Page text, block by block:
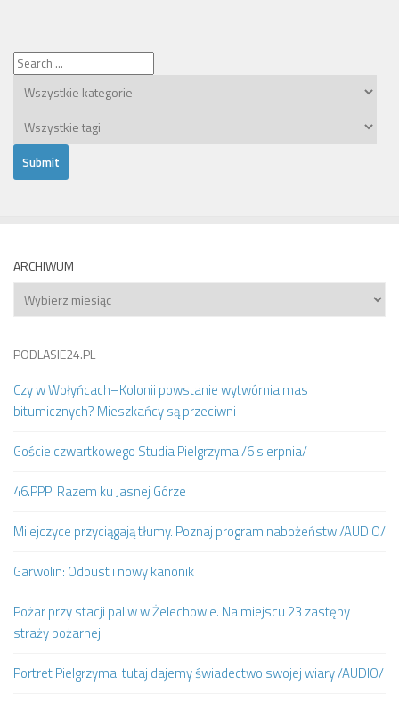
ARCHIWUM
Archiwum
PODLASIE24.PL
Czy w Wołyńcach–Kolonii powstanie wytwórnia mas
bitumicznych? Mieszkańcy są przeciwni
Goście czwartkowego Studia Pielgrzyma /6 sierpnia/
46.PPP: Razem ku Jasnej Górze
Milejczyce przyciągają tłumy. Poznaj program nabożeństw /AUDIO/
Garwolin: Odpust i nowy kanonik
Pożar przy stacji paliw w Żelechowie. Na miejscu 23 zastępy
straży pożarnej
Portret Pielgrzyma: tutaj dajemy świadectwo swojej wiary /AUDIO/